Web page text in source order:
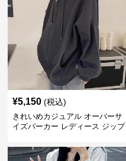
¥5,150 (税込)
きれいめカジュアル オーバーサ
イズパーカー レディース ジップ
型カバー フード付き 春秋冬羽織
り